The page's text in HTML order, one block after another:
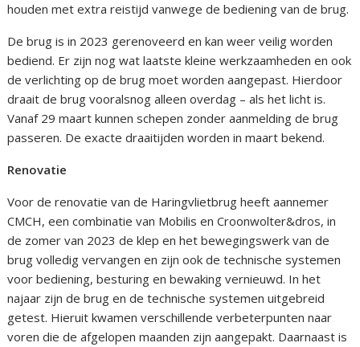
houden met extra reistijd vanwege de bediening van de brug.
De brug is in 2023 gerenoveerd en kan weer veilig worden
bediend. Er zijn nog wat laatste kleine werkzaamheden en ook
de verlichting op de brug moet worden aangepast. Hierdoor
draait de brug vooralsnog alleen overdag – als het licht is.
Vanaf 29 maart kunnen schepen zonder aanmelding de brug
passeren. De exacte draaitijden worden in maart bekend.
Renovatie
Voor de renovatie van de Haringvlietbrug heeft aannemer
CMCH, een combinatie van Mobilis en Croonwolter&dros, in
de zomer van 2023 de klep en het bewegingswerk van de
brug volledig vervangen en zijn ook de technische systemen
voor bediening, besturing en bewaking vernieuwd. In het
najaar zijn de brug en de technische systemen uitgebreid
getest. Hieruit kwamen verschillende verbeterpunten naar
voren die de afgelopen maanden zijn aangepakt. Daarnaast is